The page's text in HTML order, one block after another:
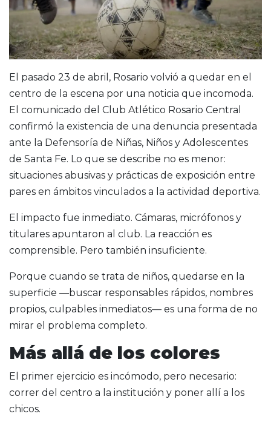
El pasado 23 de abril, Rosario volvió a quedar en el
centro de la escena por una noticia que incomoda.
El comunicado del Club Atlético Rosario Central
confirmó la existencia de una denuncia presentada
ante la Defensoría de Niñas, Niños y Adolescentes
de Santa Fe. Lo que se describe no es menor:
situaciones abusivas y prácticas de exposición entre
pares en ámbitos vinculados a la actividad deportiva.
El impacto fue inmediato. Cámaras, micrófonos y
titulares apuntaron al club. La reacción es
comprensible. Pero también insuficiente.
Porque cuando se trata de niños, quedarse en la
superficie —buscar responsables rápidos, nombres
propios, culpables inmediatos— es una forma de no
mirar el problema completo.
Más allá de los colores
El primer ejercicio es incómodo, pero necesario:
correr del centro a la institución y poner allí a los
chicos.